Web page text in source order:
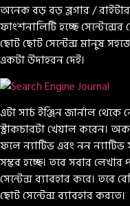
অনেক বড় বড় ব্লগার /
ফাংশনালিটি হচ্ছে
ছোট ছোট সেন্টেন্স মানুষ
একটা উদাহরন দেই।
এটা সার্চ ইঞ্জিন জার্নাল
স্ট্রাকচারটা খেয়াল করেন।
ফলে ন্যাটিভ এবং নন ন্যাটিভ
সম্ভব হচ্ছে। তবে সবার লেখার
সেন্টেন্স ব্যাবহার করে। তবে
ছোট সেন্টেন্স ব্যাবহার করতে।